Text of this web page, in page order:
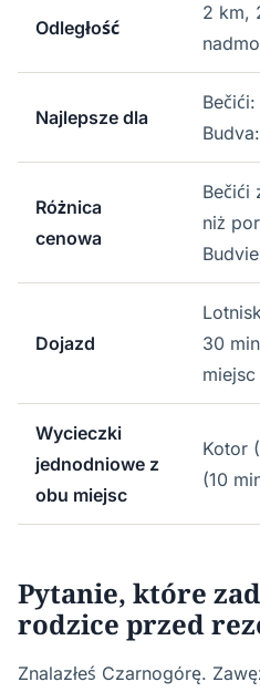
Odległość
2 km,
Najlepsze dla
Różnica
cenowa
Bečići
niż
Budvie
Dojazd
30
miejsc
Wycieczki
jednodniowe z
obu miejsc
Kotor
(10
Pytanie, które
rodzice przed
Znalazłeś Czarnogórę.